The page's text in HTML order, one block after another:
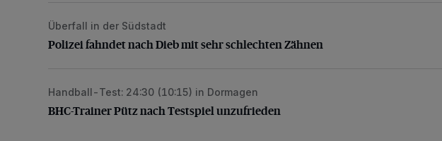
Polizei fahndet nach Dieb mit sehr schlechten Zähnen
Überfall in der Südstadt
Polizei fahndet nach Dieb mit sehr schlechten Zähnen
BHC-Trainer Pütz nach Testspiel unzufrieden
Handball-Test: 24:30 (10:15) in Dormagen
BHC-Trainer Pütz nach Testspiel unzufrieden